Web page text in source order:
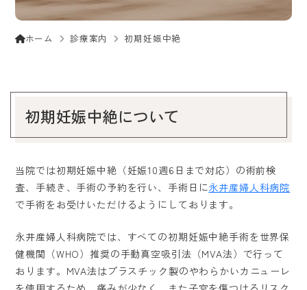
ホーム 診療案内 初期妊娠中絶
初期妊娠中絶について
当院では初期妊娠中絶（妊娠10週6日まで対応）の術前検
査、手続き、手術の予約を行い、手術日に永井産婦人科病院
で手術をお受けいただけるようにしております。
永井産婦人科病院では、すべての初期妊娠中絶手術を世界保
健機関（WHO）推奨の手動真空吸引法（MVA法）で行って
おります。MVA法はプラスチック製のやわらかいカニューレ